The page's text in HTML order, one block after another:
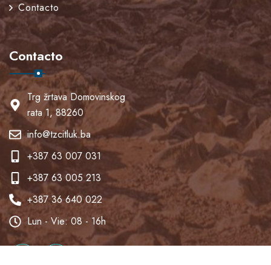
Contacto
Contacto
Trg žrtava Domovinskog
rata 1, 88260
info@tzcitluk.ba
+387 63 007 031
+387 63 005 213
+387 36 640 022
Lun - Vie: 08 - 16h